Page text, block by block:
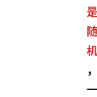
是
随
机
，
一